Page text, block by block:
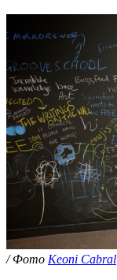
/ Фото Keoni Cabral